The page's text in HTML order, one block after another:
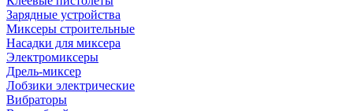
Зарядные устройства
Миксеры строительные
Насадки для миксера
Электромиксеры
Дрель-миксер
Лобзики электрические
Вибраторы